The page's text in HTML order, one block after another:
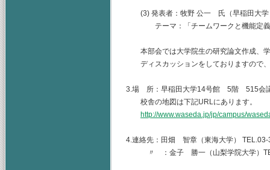
(3) 発表者：牧野 公一 氏（早稲田大学
テーマ：「チームワークと機能定義
本部会では大学院生の研究論文作成、学
ディスカッションをしておりますので、
3.場 所：早稲田大学14号館 5階 515会
校舎の地図は下記URLにあります。
http://www.waseda.jp/jp/campus/
4.連絡先：田畑 智章（東海大学）
〃 ：金子 勝一（山梨学院大学）